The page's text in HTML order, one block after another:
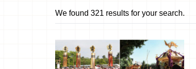
We found 321 results for your search.